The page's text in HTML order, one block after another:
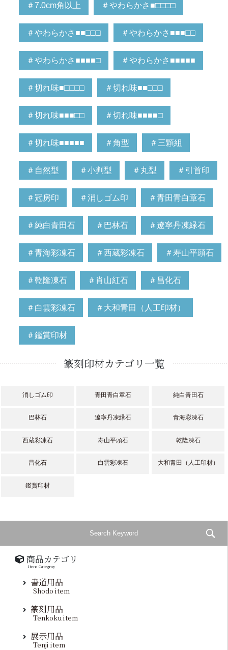
＃7.0cm角以上 ＃やわらかさ■□□□□
＃やわらかさ■■□□□ ＃やわらかさ■■■□□
＃やわらかさ■■■■□ ＃やわらかさ■■■■■
＃切れ味■□□□□ ＃切れ味■■□□□
＃切れ味■■■□□ ＃切れ味■■■■□
＃切れ味■■■■■ ＃角型 ＃三顆組
＃自然型 ＃小判型 ＃丸型 ＃引首印
＃冠房印 ＃消しゴム印 ＃青田青白章石
＃純白青田石 ＃巴林石 ＃遼寧丹凍緑石
＃青海彩凍石 ＃西蔵彩凍石 ＃寿山平頭石
＃乾隆凍石 ＃肖山紅石 ＃昌化石
＃白雲彩凍石 ＃大和青田（人工印材）
＃鑑賞印材
篆刻印材カテゴリ一覧
消しゴム印 青田青白章石 純白青田石
巴林石 遼寧丹凍緑石 青海彩凍石
西蔵彩凍石 寿山平頭石 乾隆凍石
昌化石 白雲彩凍石 大和青田（人工印材）
鑑賞印材
商品カテゴリ
Item Categroy
書道用品
Shodo item
篆刻用品
Tenkoku item
展示用品
Tenji item